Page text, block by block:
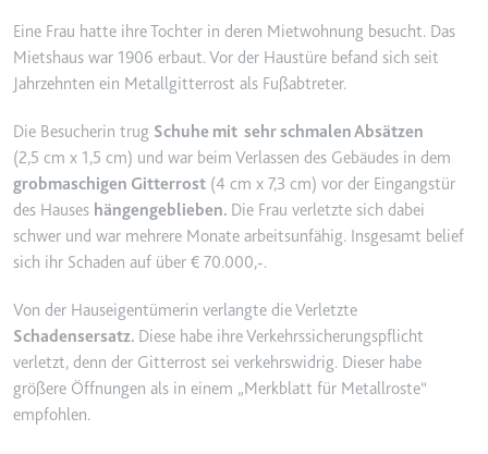
Zweck:
Wird verwendet, um Daten zu
Google Analytics über das Gerät
und das Verhalten des Besuchers
zu senden. Erfasst den Besucher
über Geräte und Marketingkanäle
hinweg.
Ablauf:
2 Jahre
Typ:
HTTP-Cookie
Anbieter:
smartlaw.de
Zweck:
Wird verwendet, um Daten zu
Google Analytics über das Gerät
YouTube-Videos zu schätzen.
Ablauf:
180 Tage
Typ:
HTTP-Cookie
YSC
Anbieter:
youtube.com
Zweck:
Registriert eine eindeutige ID, um
Statistiken der Videos von
gesehen hat, zu behalten.
Ablauf:
Sitzung
Typ:
HTTP-Cookie
Eine Frau hatte ihre Tochter in deren Mietwohnung besucht. Das
Mietshaus war 1906 erbaut. Vor der Haustüre befand sich seit
Jahrzehnten ein Metallgitterrost als Fußabtreter.
Die Besucherin trug Schuhe mit sehr schmalen Absätzen
(2,5 cm x 1,5 cm) und war beim Verlassen des Gebäudes in dem
grobmaschigen Gitterrost (4 cm x 7,3 cm) vor der Eingangstür
des Hauses hängengeblieben. Die Frau verletzte sich dabei
schwer und war mehrere Monate arbeitsunfähig. Insgesamt belief
sich ihr Schaden auf über € 70.000,-.
Von der Hauseigentümerin verlangte die Verletzte
Schadensersatz. Diese habe ihre Verkehrssicherungspflicht
verletzt, denn der Gitterrost sei verkehrswidrig. Dieser habe
größere Öffnungen als in einem „Merkblatt für Metallroste“
empfohlen.